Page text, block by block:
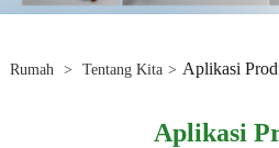
Rumah > Tentang Kita > Aplikasi
Aplikasi